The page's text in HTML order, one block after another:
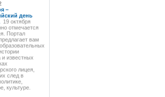
–
день
19 октября
отмечается
Портал
вам
и известных
лицея,
след в
культуре.